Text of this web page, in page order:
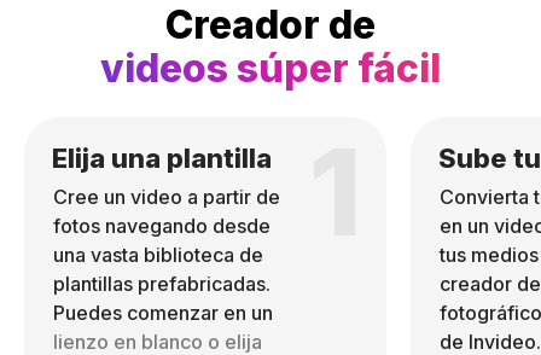
Creador de
videos súper fácil
Elija una plantilla
Cree un video a partir de
fotos navegando desde
una vasta biblioteca de
plantillas prefabricadas.
Puedes comenzar en un
lienzo en blanco o elija
Sube
Convierta
en un
tus
creador
de